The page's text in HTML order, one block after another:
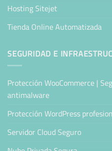
Hosting Sitejet
Tienda Online Automatizada
SEGURIDAD E
Protección WooCommerce |
antimalware
Protección WordPress
Servidor Cloud Seguro